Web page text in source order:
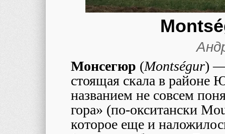
Монсегюр (Montségur) —
стоящая скала в
названием не совсем
гора» (по-окситански
которое еще и